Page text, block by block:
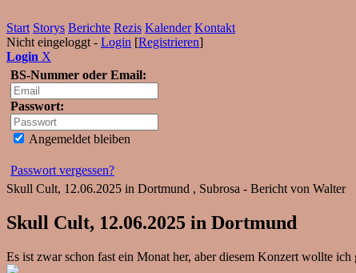
Start Storys Berichte Rezis Kalender Kontakt
Nicht eingeloggt - Login [Registrieren]
Login X
BS-Nummer oder Email:
Passwort:
Angemeldet bleiben
Passwort vergessen?
Skull Cult, 12.06.2025 in Dortmund , Subrosa - Bericht von Walter
Skull Cult, 12.06.2025 in Dortmund
Es ist zwar schon fast ein Monat her, aber diesem Konzert wollte